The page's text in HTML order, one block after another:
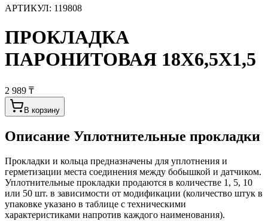
АРТИКУЛ: 119808
ПРОКЛАДКА
ПАРОНИТОВАЯ 18Х6,5Х1,5
2 989 ₸
В корзину
Описание Уплотнительные прокладки
Прокладки и кольца предназначены для уплотнения и
герметизации места соединения между бобышкой и датчиком.
Уплотнительные прокладки продаются в количестве 1, 5, 10
или 50 шт. в зависимости от модификации (количество штук в
упаковке указано в таблице с техническими
характеристиками напротив каждого наименования).